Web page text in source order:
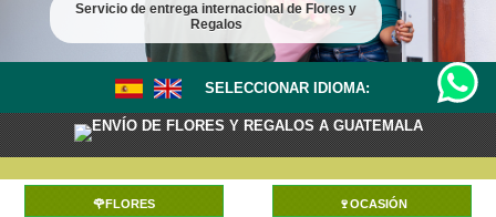
Servicio de entrega internacional de Flores y
Regalos
SELECCIONAR IDIOMA:
ENVÍO DE FLORES Y REGALOS A GUATEMALA
🌹FLORES 🍷OCASIÓN